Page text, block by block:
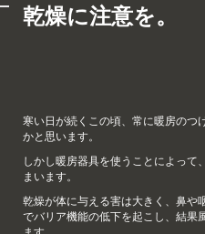
乾燥に注意を。
寒い日が続くこの頃、常に暖房のつ
かと思います。
しかし暖房器具を使うことによって
まいます。
乾燥が体に与える害は大きく、鼻や
でバリア機能の低下を起こし、結果